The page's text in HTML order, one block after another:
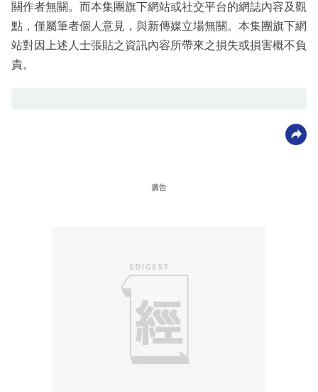
關作者無關。而本集團旗下網站或社交平台的網誌內容及觀
點，僅屬筆者個人意見，與新傳媒立場無關。本集團旗下網
站對因上述人士張貼之資訊內容所帶來之損失或損害概不負
責。
廣告